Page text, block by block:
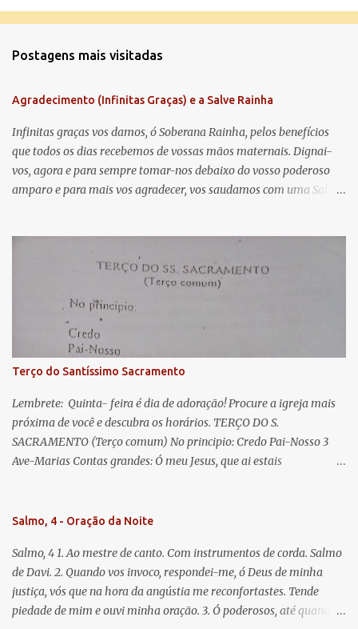
e
t
á
r
i
o
Postagens mais visitadas
Agradecimento (Infinitas Graças) e a Salve Rainha
Infinitas graças vos damos, ó Soberana Rainha, pelos benefícios
que todos os dias recebemos de vossas mãos maternais. Dignai-
vos, agora e para sempre tomar-nos debaixo do vosso poderoso
amparo e para mais vos agradecer, vos saudamos com uma Salve
lágrimas. Eia, pois, Advogada nossa, estes vossos olhos
misericordiosos a nós volvei, e depois deste desterro, mostrai-nos
Jesus. Bendito é o fruto do vosso ventre, ó clemente, ó piedosa, ó
doce e sempre Virgem Maria. Rogai por nós Santa Mãe de Deus.
Para que sejamos dignos das promessas de Cristo. Amém.
Terço do Santíssimo Sacramento
Lembrete: Quinta- feira é dia de adoração! Procure a igreja mais
próxima de você e descubra os horários. TERÇO DO S.
SACRAMENTO (Terço comum) No principio: Credo Pai-Nosso 3
Ave-Marias Contas grandes: Ó meu Jesus, que ai estais
Vós morra eu! Nas contas pequenas: Sacramento de Amor!
que nos salva, dá-nos Vossa força, Vosso perdão e a Vossa
misericórdia. (no fim) Rezar 3 vezes: Louvores e graças se deem a
cada momento ao Santíssimo e Diviníssimo Sacramento.
Salmo, 4 - Oração da Noite
Salmo, 4 1. Ao mestre de canto. Com instrumentos de corda. Salmo
de Davi. 2. Quando vos invoco, respondei-me, ó Deus de minha
justiça, vós que na hora da angústia me reconfortastes. Tende
piedade de mim e ouvi minha oração. 3. Ó poderosos, até quando